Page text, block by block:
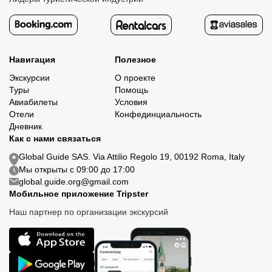
Навигация
Экскурсии
Туры
Авиабилеты
Отели
Дневник
Полезное
О проекте
Помощь
Условия
Конфединциальность
Как с нами связаться
Global Guide SAS. Via Attilio Regolo 19, 00192 Roma, Italy
Мы открыты с 09:00 до 17:00
global.guide.org@gmail.com
Мобильное приложение Tripster
Наш партнер по организации экскурсий